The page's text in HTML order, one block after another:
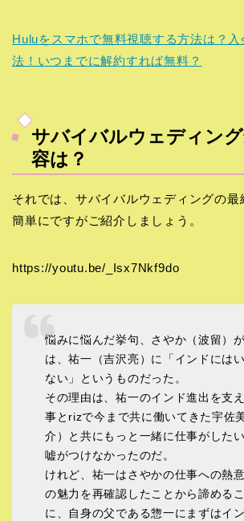
Huluをスマホで無料視聴する方法は？
法！いつまでに解約すれば無料？
サバイバルウェディン
容は？
それでは、サバイバルウェディングの最
簡単にですがご紹介しましょう。
https://youtu.be/_Isx7Nkf9do
悩みに悩んだ挙句、さやか（波留）
は、祐一（吉沢亮）に「インドには
ない」というものだった。
その理由は、祐一のインド進出を支
事とrizで今まで共に働いてきた宇佐
介）と共にもっと一緒に仕事がした
嘘がつけなかったのだ。
けれど、祐一はさやかの仕事への熱
の魅力を再確認したことから諦める
に、自身の父である惣一にまずはイ